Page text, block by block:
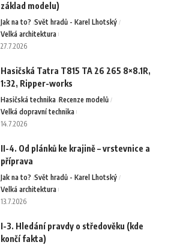
základ modelu)
Jak na to? Svět hradů - Karel Lhotský
Velká architektura
27.7.2026
Hasičská Tatra T815 TA 26 265 8×8.1R,
1:32, Ripper-works
Hasičská technika Recenze modelů
Velká dopravní technika
14.7.2026
II-4. Od plánků ke krajině – vrstevnice a
příprava
Jak na to? Svět hradů - Karel Lhotský
Velká architektura
13.7.2026
I-3. Hledání pravdy o středověku (kde
končí fakta)